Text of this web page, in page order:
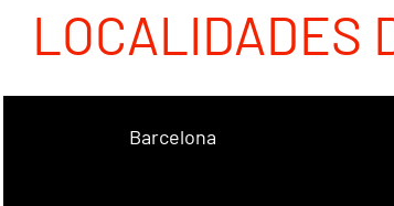
LOCALIDADES
Barcelona